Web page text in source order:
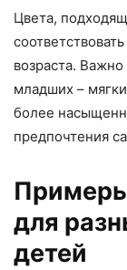
Цвета,
возраста. Важно
младших –
более
предпочтения
для
детей